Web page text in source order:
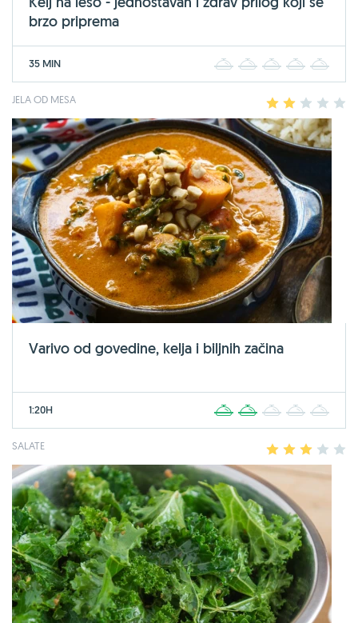
brzo priprema
35 MIN 2 3 4
JELA OD MESA 2 3 4
Varivo od govedine, kelja i biljnih začina
1:20H 2 3 4
SALATE 2 3 4